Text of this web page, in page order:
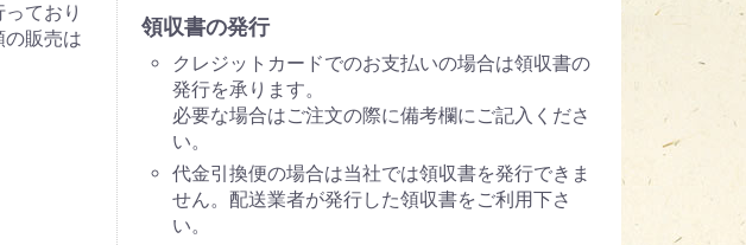
ており
の販売は
領収書の発行
クレジットカードでのお支払いの場合は領収書の
発行を承ります。
必要な場合はご注文の際に備考欄にご記入くださ
い。
代金引換便の場合は当社では領収書を発行できま
せん。配送業者が発行した領収書をご利用下さ
い。